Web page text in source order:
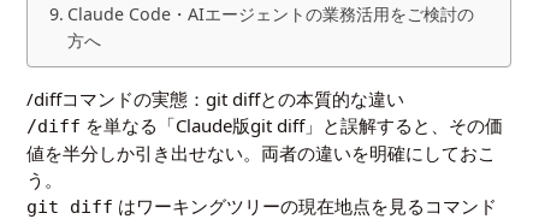
Claude Code・AIエージェントの業務活用をご検討の
方へ
/diffコマンドの実態：git diffとの本質的な違い
/diff を単なる「Claude版git diff」と誤解すると、その価
値を半分しか引き出せない。両者の違いを明確にしておこ
う。
git diff はワーキングツリーの現在地点を見るコマンド